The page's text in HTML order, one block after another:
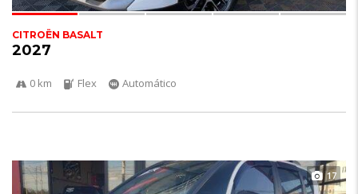
CITROËN BASALT
2027
0 km Flex Automático
17